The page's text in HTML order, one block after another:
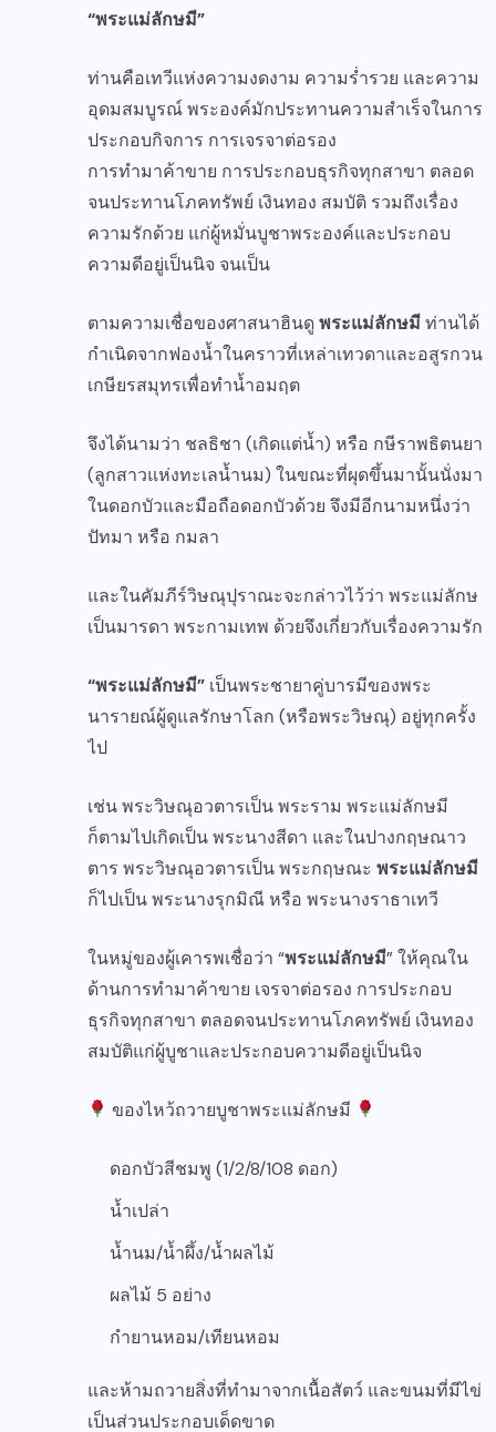
“พระแม่ลักษมี”
ท่านคือเทวีแห่งความงดงาม ความร่ำรวย และความ
อุดมสมบูรณ์ พระองค์มักประทานความสำเร็จในการ
ประกอบกิจการ การเจรจาต่อรอง
การทำมาค้าขาย การประกอบธุรกิจทุกสาขา ตลอด
จนประทานโภคทรัพย์ เงินทอง สมบัติ รวมถึงเรื่อง
ความรักด้วย แก่ผู้หมั่นบูชาพระองค์และประกอบ
ความดีอยู่เป็นนิจ จนเป็น
ตามความเชื่อของศาสนาฮินดูพระแม่ลักษมีท่านได้
กำเนิดจากฟองน้ำในคราวที่เหล่าเทวดาและอสูรกวน
เกษียรสมุทรเพื่อทำน้ำอมฤต
จึงได้นามว่า ชลธิชา (เกิดแต่น้ำ) หรือ กษีราพธิตนยา
(ลูกสาวแห่งทะเลน้ำนม) ในขณะที่ผุดขึ้นมานั้นนั่งมา
ในดอกบัวและมือถือดอกบัวด้วย จึงมีอีกนามหนึ่งว่า
ปัทมา หรือ กมลา
และในคัมภีร์วิษณุปุราณะจะกล่าวไว้ว่า พระแม่ลักษ
เป็นมารดา พระกามเทพ ด้วยจึงเกี่ยวกับเรื่องความรัก
“พระแม่ลักษมี” เป็นพระชายาคู่บารมีของพระ
นารายณ์ผู้ดูแลรักษาโลก (หรือพระวิษณุ) อยู่ทุกครั้ง
ไป
เช่น พระวิษณุอวตารเป็น พระราม พระแม่ลักษมี
ก็ตามไปเกิดเป็น พระนางสีดา และในปางกฤษณาว
ตาร พระวิษณุอวตารเป็น พระกฤษณะ พระแม่ลักษมี
ก็ไปเป็น พระนางรุกมิณี หรือ พระนางราธาเทวี
ในหมู่ของผู้เคารพเชื่อว่า “พระแม่ลักษมี” ให้คุณใน
ด้านการทำมาค้าขาย เจรจาต่อรอง การประกอบ
ธุรกิจทุกสาขา ตลอดจนประทานโภคทรัพย์ เงินทอง
สมบัติแก่ผู้บูชาและประกอบความดีอยู่เป็นนิจ
ของไหว้ถวายบูชาพระแม่ลักษมี
ดอกบัวสีชมพู (1/2/8/108 ดอก)
น้ำเปล่า
น้ำนม/น้ำผึ้ง/น้ำผลไม้
ผลไม้ 5 อย่าง
กำยานหอม/เทียนหอม
และห้ามถวายสิ่งที่ทำมาจากเนื้อสัตว์ และขนมที่มีไข่
เป็นส่วนประกอบเด็ดขาด